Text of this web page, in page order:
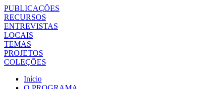
PUBLICAÇÕES
RECURSOS
ENTREVISTAS
LOCAIS
TEMAS
PROJETOS
COLEÇÕES
Início